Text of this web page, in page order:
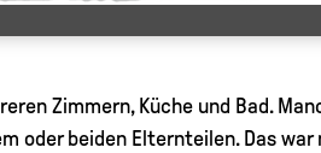
Zimmern, Küche und Bad.
oder beiden Elternteilen. Das